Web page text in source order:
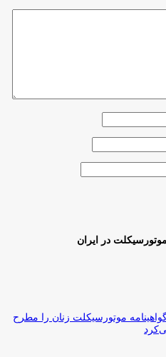
در ایران
موتورسیکلت زنان را مطرح